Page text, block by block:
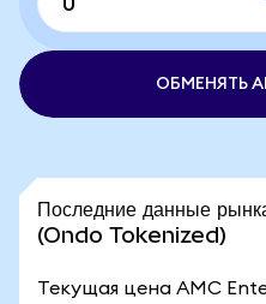
ОБМЕНЯТЬ
Последние данные
(Ondo Tokenized)
Текущая цена AMC